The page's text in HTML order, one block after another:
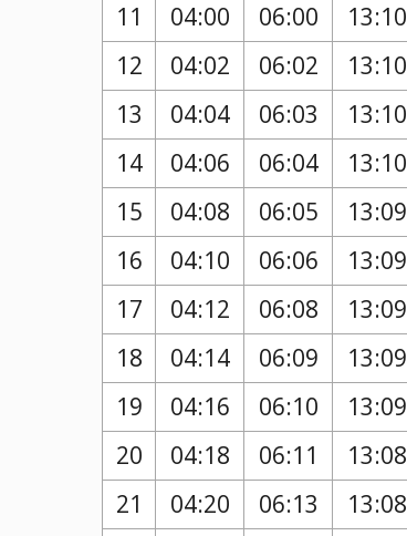
11
04:00 06:00 13:10
12
04:02 06:02 13:10
13
04:04 06:03 13:10
14
04:06 06:04 13:10
15
04:08 06:05 13:09
16
04:10 06:06 13:09
17
04:12 06:08 13:09
18
04:14 06:09 13:09
19
04:16 06:10 13:09
20
04:18 06:11 13:08
21
04:20 06:13 13:08